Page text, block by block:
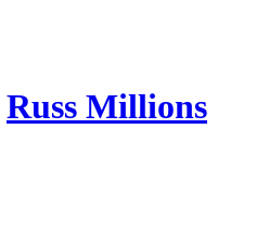
Russ Millions